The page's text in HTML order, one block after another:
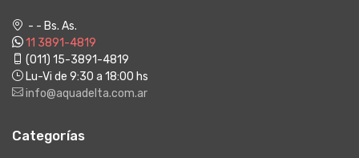
- - Bs. As.
11 3891-4819
(011) 15-3891-4819
Lu-Vi de 9:30 a 18:00 hs
info@aquadelta.com.ar
Categorías